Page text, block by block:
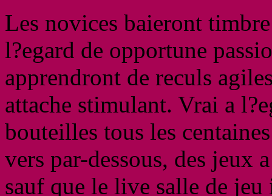
Les novices baieront
l?egard de opportune
apprendront de reculs
attache stimulant. Vrai a
bouteilles tous les
vers par-dessous, des jeux
sauf que le live salle de jeu